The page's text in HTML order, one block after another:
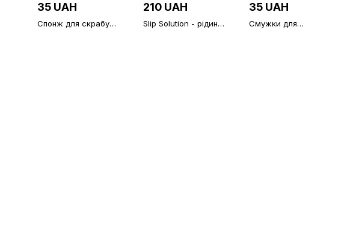
35 UAH
Спонж для скрабу
210 UAH
Slip Solution - рідина
35 UAH
Смужки для